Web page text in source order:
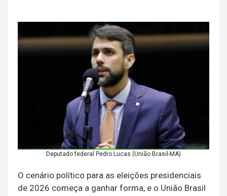
Deputado federal Pedro Lucas (União Brasil-MA)
O cenário político para as eleições presidenciais
de 2026 começa a ganhar forma, e o União Brasil